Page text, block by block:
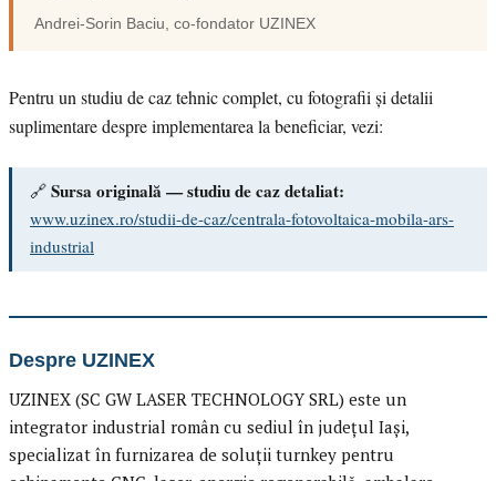
Andrei-Sorin Baciu, co-fondator UZINEX
Pentru un studiu de caz tehnic complet, cu fotografii și detalii
suplimentare despre implementarea la beneficiar, vezi:
🔗 Sursa originală — studiu de caz detaliat:
www.uzinex.ro/studii-de-caz/centrala-fotovoltaica-mobila-ars-
industrial
Despre UZINEX
UZINEX (SC GW LASER TECHNOLOGY SRL) este un
integrator industrial român cu sediul în județul Iași,
specializat în furnizarea de soluții turnkey pentru